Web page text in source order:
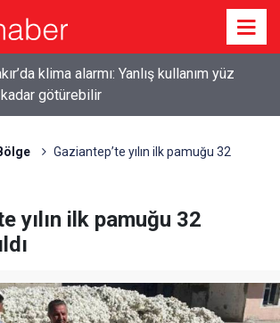
klima alarmı: Yanlış kullanım yüz
götürebilir
Gaziantep’te yılın ilk pamuğu 32
yılın ilk pamuğu 32